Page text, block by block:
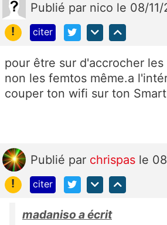
Publié par nico le 08/
!
citer
pour être sur d'accrocher
non les femtos même.a
couper ton wifi sur ton
Publié par chrispas le
!
citer
madaniso a écrit